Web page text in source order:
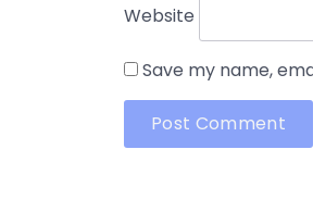
Website
Save my name,